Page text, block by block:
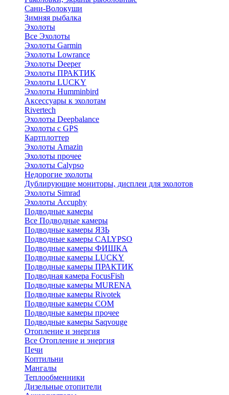
Сани-Волокуши
Зимняя рыбалка
Эхолоты
Все Эхолоты
Эхолоты Garmin
Эхолоты Lowrance
Эхолоты Deeper
Эхолоты ПРАКТИК
Эхолоты LUCKY
Эхолоты Humminbird
Аксессуары к эхолотам
Rivertech
Эхолоты Deepbalance
Эхолоты с GPS
Картплоттер
Эхолоты Amazin
Эхолоты прочее
Эхолоты Calypso
Недорогие эхолоты
Дублирующие мониторы, дисплеи для эхолотов
Эхолоты Simrad
Эхолоты Accuphy
Подводные камеры
Все Подводные камеры
Подводные камеры ЯЗЬ
Подводные камеры CALYPSO
Подводные камеры ФИШКА
Подводные камеры LUCKY
Подводные камеры ПРАКТИК
Подводная камера FocusFish
Подводные камеры MURENA
Подводные камеры Rivotek
Подводные камеры СОМ
Подводные камеры прочее
Подводные камеры Saqvouge
Отопление и энергия
Все Отопление и энергия
Печи
Коптильни
Мангалы
Теплообменники
Дизельные отопители